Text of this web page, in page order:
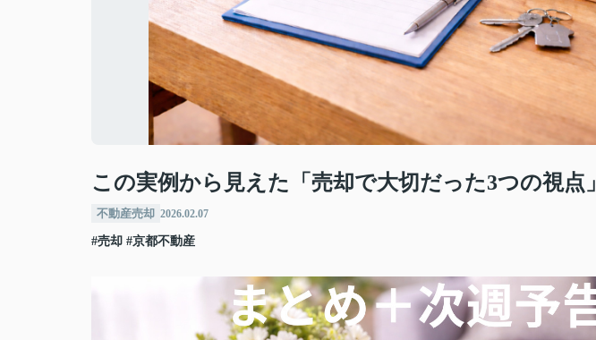
この実例から見えた「売却で大切だった3つの視点」
不動産売却 2026.02.07
#売却 #京都不動産